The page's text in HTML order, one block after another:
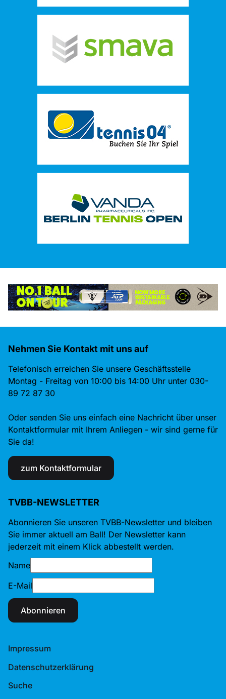
Nehmen Sie Kontakt mit uns auf
Telefonisch erreichen Sie unsere Geschäftsstelle
Montag - Freitag von 10:00 bis 14:00 Uhr unter 030-
89 72 87 30
Oder senden Sie uns einfach eine Nachricht über unser
Kontaktformular mit Ihrem Anliegen - wir sind gerne für
Sie da!
zum Kontaktformular
TVBB-NEWSLETTER
Abonnieren Sie unseren TVBB-Newsletter und bleiben
Sie immer aktuell am Ball! Der Newsletter kann
jederzeit mit einem Klick abbestellt werden.
Name
E-Mail
Abonnieren
Impressum
Datenschutzerklärung
Suche